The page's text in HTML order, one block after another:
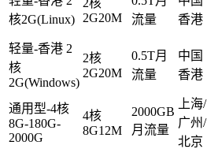
核2G(Linux)
2G20M
流量
香港
轻量-香港 2
核
2G(Windows)
2核
2G20M
0.5T月
流量
中国
香港
通用型-4核
8G-180G-
2000G
4核
8G12M
2000GB
月流量
上海/
广州/
北京